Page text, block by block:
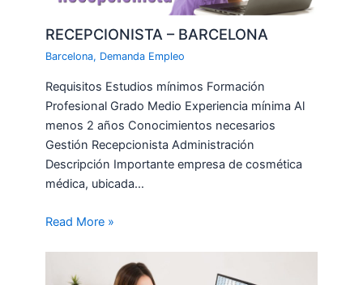
RECEPCIONISTA – BARCELONA
Barcelona, Demanda Empleo
Requisitos Estudios mínimos Formación
Profesional Grado Medio Experiencia mínima Al
menos 2 años Conocimientos necesarios
Gestión Recepcionista Administración
Descripción Importante empresa de cosmética
médica, ubicada…
Read More »